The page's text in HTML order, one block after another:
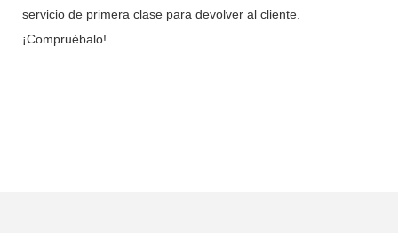
servicio de primera clase para devolver al cliente.
¡Compruébalo!